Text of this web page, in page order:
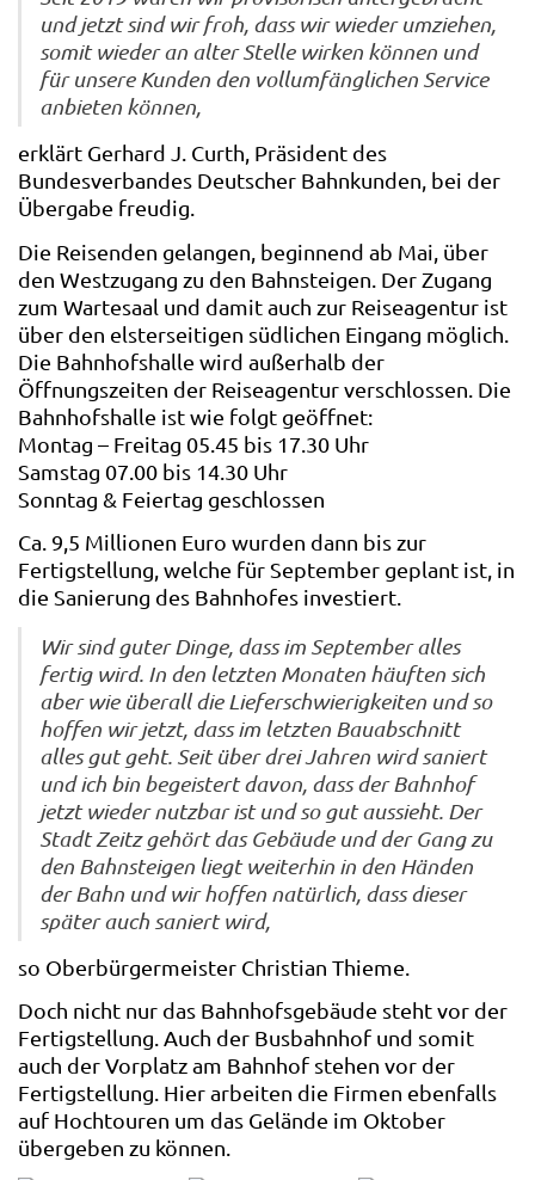
und jetzt sind wir froh, dass wir wieder umziehen,
somit wieder an alter Stelle wirken können und
für unsere Kunden den vollumfänglichen Service
anbieten können,
erklärt Gerhard J. Curth, Präsident des
Bundesverbandes Deutscher Bahnkunden, bei der
Übergabe freudig.
Die Reisenden gelangen, beginnend ab Mai, über
den Westzugang zu den Bahnsteigen. Der Zugang
zum Wartesaal und damit auch zur Reiseagentur ist
über den elsterseitigen südlichen Eingang möglich.
Die Bahnhofshalle wird außerhalb der
Öffnungszeiten der Reiseagentur verschlossen. Die
Bahnhofshalle ist wie folgt geöffnet:
Montag – Freitag 05.45 bis 17.30 Uhr
Samstag 07.00 bis 14.30 Uhr
Sonntag & Feiertag geschlossen
Ca. 9,5 Millionen Euro wurden dann bis zur
Fertigstellung, welche für September geplant ist, in
die Sanierung des Bahnhofes investiert.
Wir sind guter Dinge, dass im September alles
fertig wird. In den letzten Monaten häuften sich
aber wie überall die Lieferschwierigkeiten und so
hoffen wir jetzt, dass im letzten Bauabschnitt
alles gut geht. Seit über drei Jahren wird saniert
und ich bin begeistert davon, dass der Bahnhof
jetzt wieder nutzbar ist und so gut aussieht. Der
Stadt Zeitz gehört das Gebäude und der Gang zu
den Bahnsteigen liegt weiterhin in den Händen
der Bahn und wir hoffen natürlich, dass dieser
später auch saniert wird,
so Oberbürgermeister Christian Thieme.
Doch nicht nur das Bahnhofsgebäude steht vor der
Fertigstellung. Auch der Busbahnhof und somit
auch der Vorplatz am Bahnhof stehen vor der
Fertigstellung. Hier arbeiten die Firmen ebenfalls
auf Hochtouren um das Gelände im Oktober
übergeben zu können.